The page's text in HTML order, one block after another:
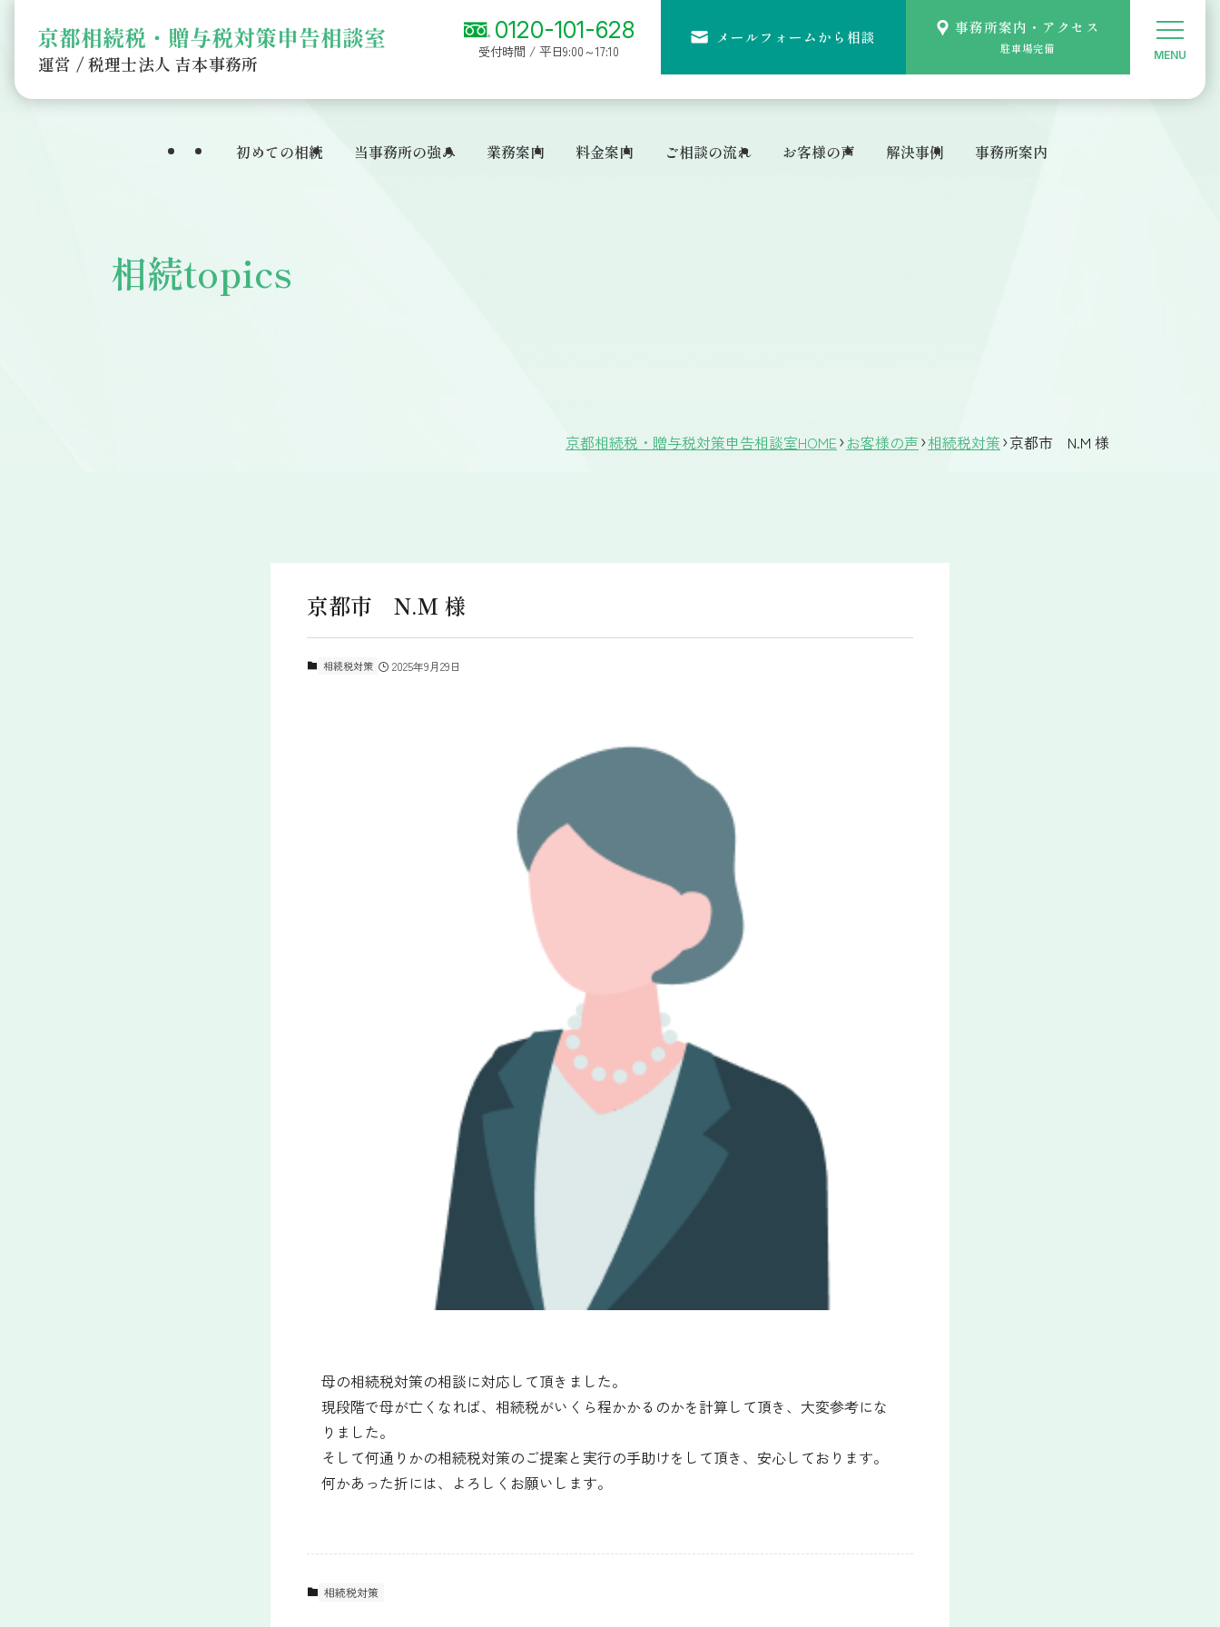
運営 / 税理士法人 吉本事務所
初めての相続 当事務所の強み 業務案内 料金案内 ご相談の流れ お客様の声 解決事例 事務所案内
0120-101-628
受付時間 / 平日9:00～17:10
メールフォームから相談
事務所案内・アクセス
駐車場完備
相続topics
京都相続税・贈与税対策申告相談室HOME お客様の声 相続税対策 京都市 N.M 様
京都市 N.M 様
相続税対策 2025年9月29日
母の相続税対策の相談に対応して頂きました。
現段階で母が亡くなれば、相続税がいくら程かかるのかを計算して頂き、大変参考にな
りました。
そして何通りかの相続税対策のご提案と実行の手助けをして頂き、安心しております。
何かあった折には、よろしくお願いします。
相続税対策